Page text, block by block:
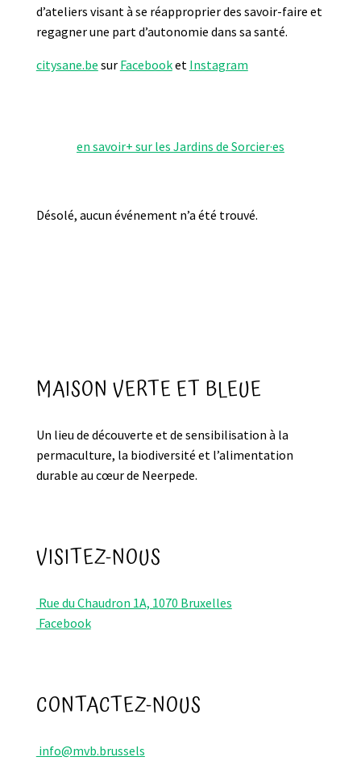
d’ateliers visant à se réapproprier des savoir-faire et
regagner une part d’autonomie dans sa santé.
citysane.be sur Facebooket Instagram
en savoir+ sur les Jardins de Sorcier·es
Désolé, aucun événement n’a été trouvé.
MAISON VERTE ET BLEUE
Un lieu de découverte et de sensibilisation à la
permaculture, la biodiversité et l’alimentation
durable au cœur de Neerpede.
VISITEZ-NOUS
Rue du Chaudron 1A, 1070 Bruxelles
Facebook
CONTACTEZ-NOUS
info@mvb.brussels